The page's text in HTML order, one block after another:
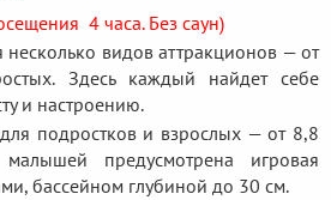
4 часа. Без саун)
несколько видов аттракционов — от
Здесь каждый найдет себе
и настроению.
подростков и взрослых — от 8,8
предусмотрена игровая
бассейном глубиной до 30 см.